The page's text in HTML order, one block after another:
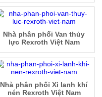
Nhà phân phối Van thủy
lực Rexroth Việt Nam
Nhà phân phối Xi lanh khí
nén Rexroth Việt Nam